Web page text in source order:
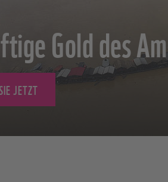
Gold des
JETZT